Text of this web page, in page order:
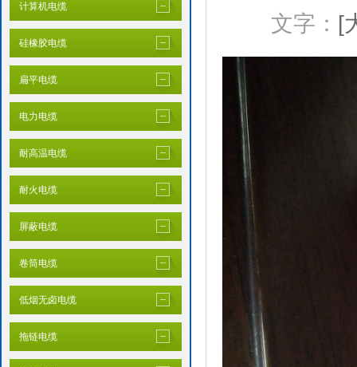
计算机电缆
硅橡胶电缆
扁平电缆
电力电缆
耐高温电缆
耐火电缆
屏蔽电缆
卷筒电缆
低烟无卤电缆
拖链电缆
文字： [